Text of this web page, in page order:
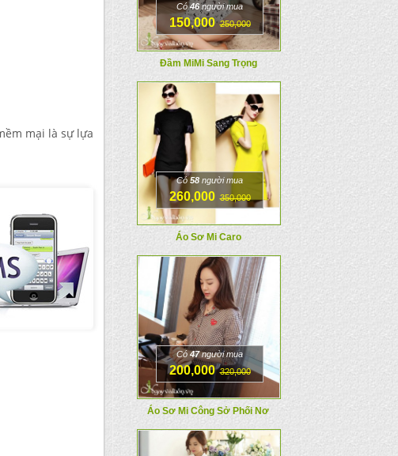
mại là sự lựa
Có46người mua
150,000 250,000
Có 58 người mua
260,000 350,000
Đầm MiMi Sang Trọng
Có47người mua
200,000 320,000
Áo Sơ Mi Caro
Áo Sơ Mi Công Sở Phối Nơ